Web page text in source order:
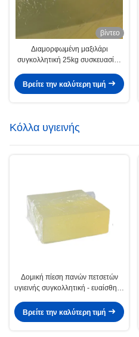
βίντεο
Διαμορφωμένη μαξιλάρι
συγκολλητική 25kg συσκευασίας
- ευαίσθητη συγκολλητική κόλλα
Βρείτε την καλύτερη τιμή
Κόλλα υγιεινής
Δομική πίεση πανών πετσετών
υγιεινής συγκολλητική - ευαίσθητη
Βρείτε την καλύτερη τιμή